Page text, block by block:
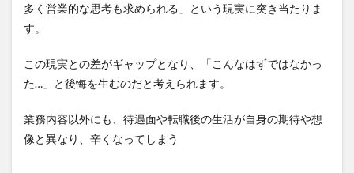
多く営業的な思考も求められる」という現実に突き当たりま
す。
この現実との差がギャップとなり、「こんなはずではなかっ
た…」と後悔を生むのだと考えられます。
業務内容以外にも、待遇面や転職後の生活が自身の期待や想
像と異なり、辛くなってしまう